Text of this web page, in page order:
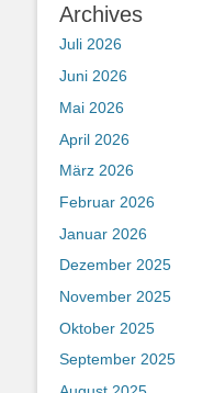
Archives
Juli 2026
Juni 2026
Mai 2026
April 2026
März 2026
Februar 2026
Januar 2026
Dezember 2025
November 2025
Oktober 2025
September 2025